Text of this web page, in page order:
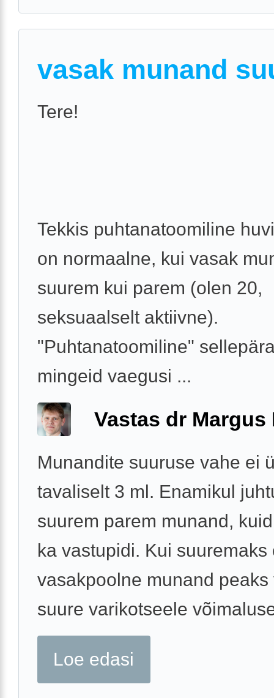
vasak munand
Tere!
Tekkis puhtanatoomiline
on normaalne, kui vasak
suurem kui parem (olen 20,
seksuaalselt aktiivne).
"Puhtanatoomiline"
mingeid vaegusi ...
Vastas dr Margus
Munandite suuruse vahe ei
tavaliselt 3 ml. Enamikul
suurem parem munand,
ka vastupidi. Kui suuremaks
vasakpoolne munand peaks
suure varikotseele
Loe edasi